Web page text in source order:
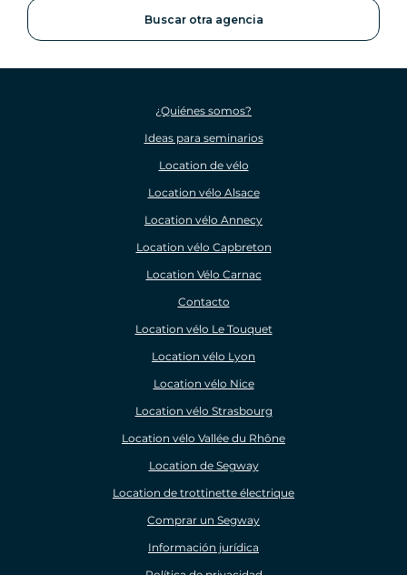
Buscar otra agencia
¿Quiénes somos?
Ideas para seminarios
Location de vélo
Location vélo Alsace
Location vélo Annecy
Location vélo Capbreton
Location Vélo Carnac
Contacto
Location vélo Le Touquet
Location vélo Lyon
Location vélo Nice
Location vélo Strasbourg
Location vélo Vallée du Rhône
Location de Segway
Location de trottinette électrique
Comprar un Segway
Información jurídica